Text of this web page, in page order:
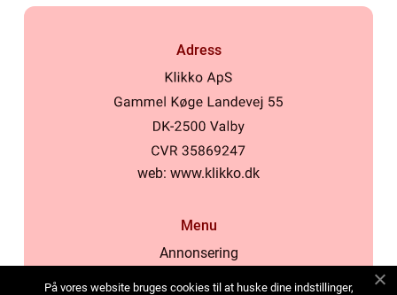
Adress
web: www.klikko.dk
Menu
Annonsering
På vores website bruges cookies til at huske dine indstillinger,